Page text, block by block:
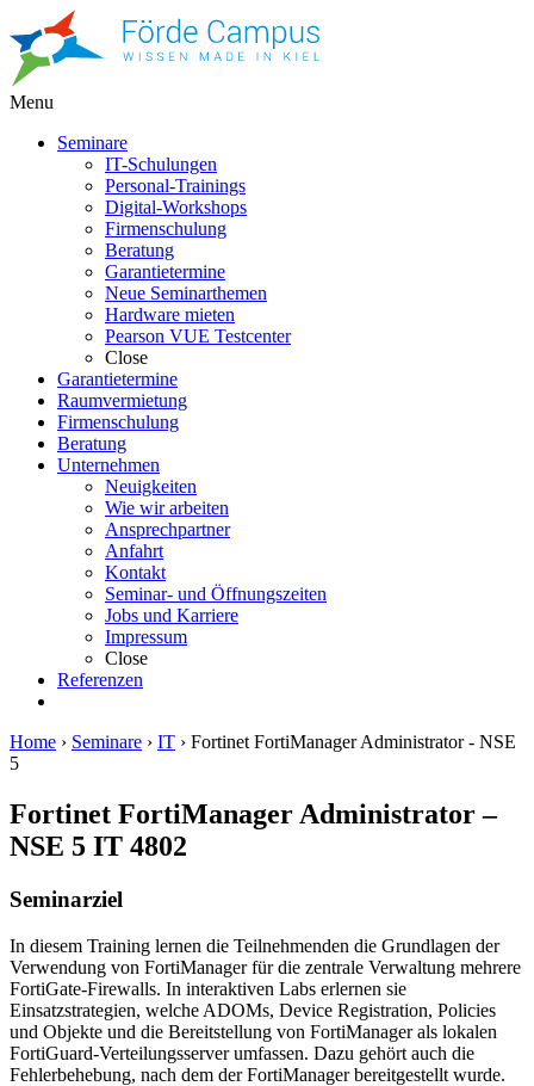
Menu
Seminare
IT-Schulungen
Personal-Trainings
Digital-Workshops
Firmenschulung
Beratung
Garantietermine
Neue Seminarthemen
Hardware mieten
Pearson VUE Testcenter
Close
Garantietermine
Raumvermietung
Firmenschulung
Beratung
Unternehmen
Neuigkeiten
Wie wir arbeiten
Ansprechpartner
Anfahrt
Kontakt
Seminar- und Öffnungszeiten
Jobs und Karriere
Impressum
Close
Referenzen
Home › Seminare › IT › Fortinet FortiManager Administrator - NSE
5
Fortinet FortiManager Administrator –
NSE 5 IT 4802
Seminarziel
In diesem Training lernen die Teilnehmenden die Grundlagen der
Verwendung von FortiManager für die zentrale Verwaltung mehrere
FortiGate-Firewalls. In interaktiven Labs erlernen sie
Einsatzstrategien, welche ADOMs, Device Registration, Policies
und Objekte und die Bereitstellung von FortiManager als lokalen
FortiGuard-Verteilungsserver umfassen. Dazu gehört auch die
Fehlerbehebung, nach dem der FortiManager bereitgestellt wurde.